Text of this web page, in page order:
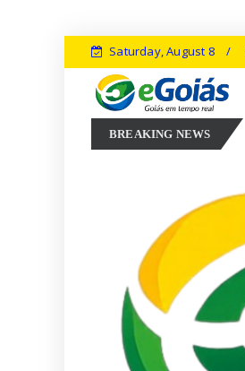
Saturday, August 8
BREAKING NEWS
Perillo aposta em experiência,